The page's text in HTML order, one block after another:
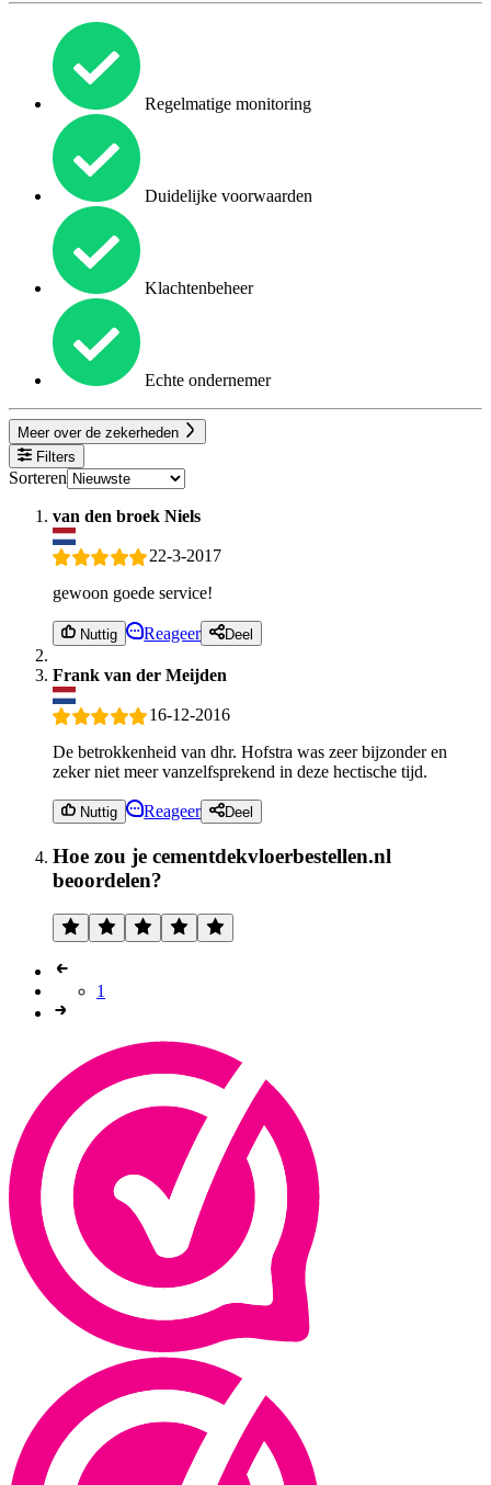
Regelmatige monitoring
Duidelijke voorwaarden
Klachtenbeheer
Echte ondernemer
Meer over de zekerheden
Filters
Sorteren
van den broek Niels
22-3-2017
gewoon goede service!
Nuttig Reageer Deel
Frank van der Meijden
16-12-2016
De betrokkenheid van dhr. Hofstra was zeer bijzonder en
zeker niet meer vanzelfsprekend in deze hectische tijd.
Nuttig Reageer Deel
Hoe zou je cementdekvloerbestellen.nl
beoordelen?
1